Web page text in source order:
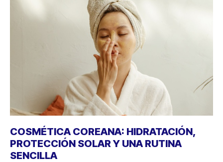
COSMÉTICA COREANA: HIDRATACIÓN,
PROTECCIÓN SOLAR Y UNA RUTINA
SENCILLA